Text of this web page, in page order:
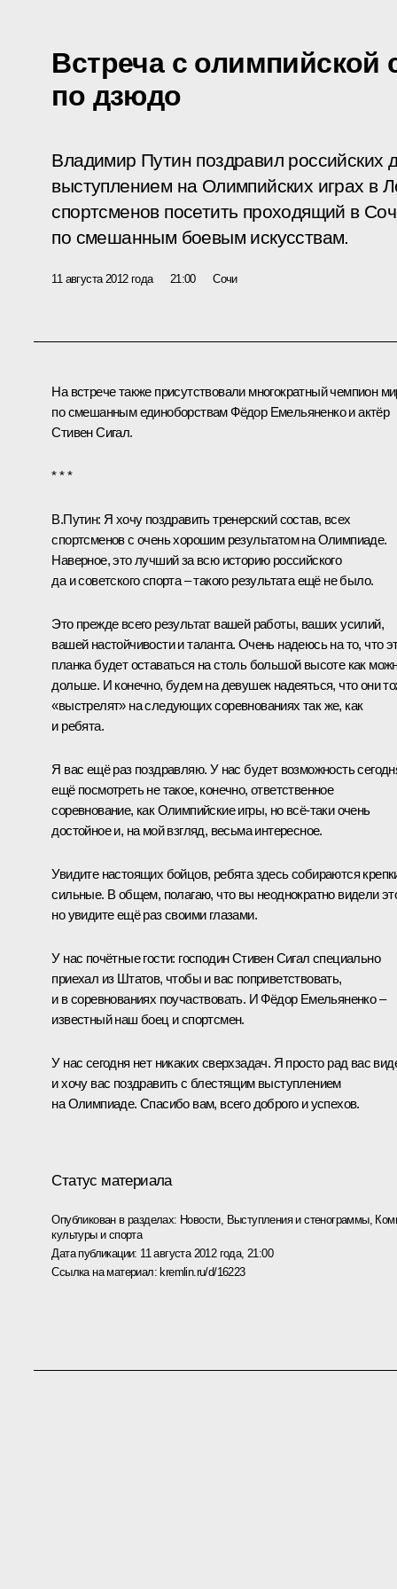
Встреча с олимпийской
по дзюдо
Владимир Путин поздравил российских
выступлением на Олимпийских играх в
спортсменов посетить проходящий в
по смешанным боевым искусствам.
11 августа 2012 года 21:00 Сочи
На встрече также присутствовали многократный чемпион
по смешанным единоборствам Фёдор Емельяненко и актёр
Стивен Сигал.
* * *
В.Путин: Я хочу поздравить тренерский состав, всех
спортсменов с очень хорошим результатом на Олимпиаде.
Наверное, это лучший за всю историю российского
да и советского спорта – такого результата ещё не было.
Это прежде всего результат вашей работы, ваших усилий,
вашей настойчивости и таланта. Очень надеюсь на то, что
планка будет оставаться на столь большой высоте как
дольше. И конечно, будем на девушек надеяться, что они
«выстрелят» на следующих соревнованиях так же, как
и ребята.
Я вас ещё раз поздравляю. У нас будет возможность
ещё посмотреть не такое, конечно, ответственное
соревнование, как Олимпийские игры, но всё‑таки очень
достойное и, на мой взгляд, весьма интересное.
Увидите настоящих бойцов, ребята здесь собираются
сильные. В общем, полагаю, что вы неоднократно видели
но увидите ещё раз своими глазами.
У нас почётные гости: господин Стивен Сигал специально
приехал из Штатов, чтобы и вас поприветствовать,
и в соревнованиях поучаствовать. И Фёдор Емельяненко –
известный наш боец и спортсмен.
У нас сегодня нет никаких сверхзадач. Я просто рад вас
и хочу вас поздравить с блестящим выступлением
на Олимпиаде. Спасибо вам, всего доброго и успехов.
Статус материала
Опубликован в разделах: Новости, Выступления и стенограммы,
культуры и спорта
Дата публикации: 11 августа 2012 года, 21:00
Ссылка на материал: kremlin.ru/d/16223